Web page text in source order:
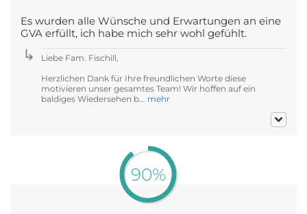
Es wurden alle Wünsche und Erwartungen an eine
GVA erfüllt, ich habe mich sehr wohl gefühlt.
Liebe Fam. Fischill,
Herzlichen Dank für Ihre freundlichen Worte diese
motivieren unser gesamtes Team! Wir hoffen auf ein
baldiges Wiedersehen b... mehr
90%